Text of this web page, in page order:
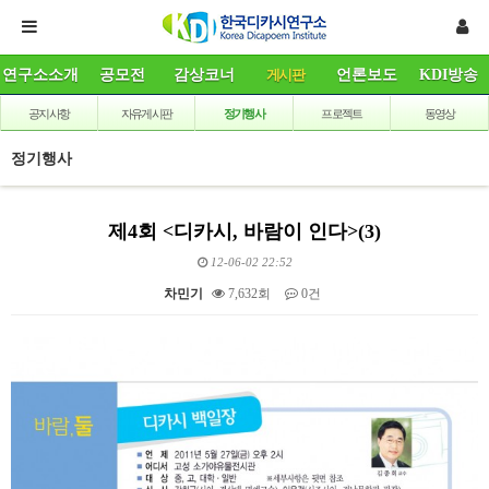
연구소소개 공모전 감상코너 게시판 언론보도 KDI방송
공지사항 자유게시판 정기행사 프로젝트 동영상
정기행사
제4회 <디카시, 바람이 인다>(3)
12-06-02 22:52
차민기 7,632회 0건